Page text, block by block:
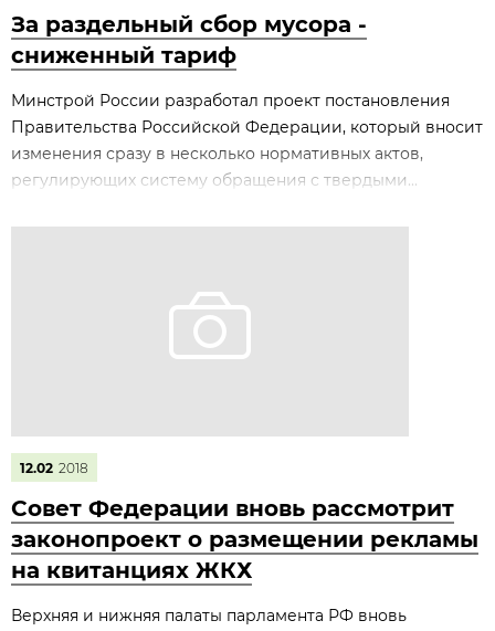
За раздельный сбор мусора -
сниженный тариф
Минстрой России разработал проект постановления
Правительства Российской Федерации, который вносит
изменения сразу в несколько нормативных актов,
регулирующих систему обращения с твердыми...
12.02 2018
Совет Федерации вновь рассмотрит
законопроект о размещении рекламы
на квитанциях ЖКХ
Верхняя и нижняя палаты парламента РФ вновь